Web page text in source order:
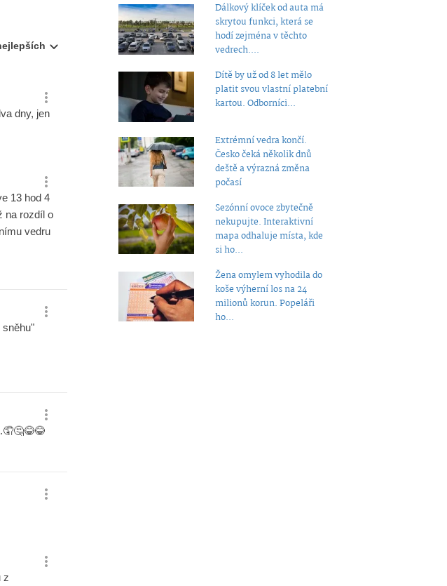
Dálkový klíček od auta má
skrytou funkci, která se
hodí zejména v těchto
vedrech....
Dítě by už od 8 let mělo
platit svou vlastní platební
kartou. Odborníci...
Extrémní vedra končí.
Česko čeká několik dnů
deště a výrazná změna
počasí
Sezónní ovoce zbytečně
nekupujte. Interaktivní
mapa odhaluje místa, kde
si ho...
Žena omylem vyhodila do
koše výherní los na 24
milionů korun. Popeláři
ho...